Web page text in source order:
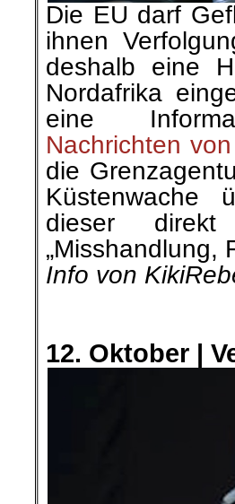
Die EU darf
ihnen
deshalb eine
Nordafrika
eine
Nachrichten
die
Küstenwache
dieser
„Misshandlung,
Info von
12. Oktober |